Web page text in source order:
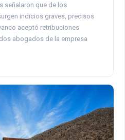
señalaron que de los
indicios graves, precisos
aceptó retribuciones
abogados de la empresa